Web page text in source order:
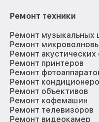
Ремонт техники
Ремонт музыкальных
Ремонт
Ремонт акустических
Ремонт принтеров
Ремонт
Ремонт
Ремонт объективов
Ремонт кофемашин
Ремонт телевизоров
Ремонт видеокамер